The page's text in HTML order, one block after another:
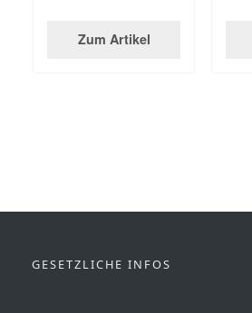
Zum Artikel
GESETZLICHE INFOS